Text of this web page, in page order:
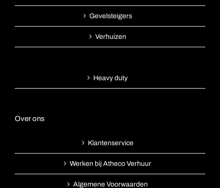
Gevelsteigers
Verhuizen
Heavy duty
Over ons
Klantenservice
Werken bij Atheco Verhuur
Algemene Voorwaarden